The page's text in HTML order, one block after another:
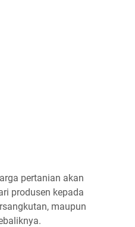
pertanian akan
produsen kepada
maupun